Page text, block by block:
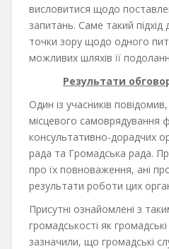
висловитися щодо
запитань. Саме такий підхід
точки зору щодо одного
можливих шляхів її
Результати
Один із учасників
місцевого самоврядування
консультативно-дорадчих
рада та Громадська рада.
про їх повноваження, ані
результати роботи цих
Присутні ознайомлені з
громадськості як
зазначили, що громадські